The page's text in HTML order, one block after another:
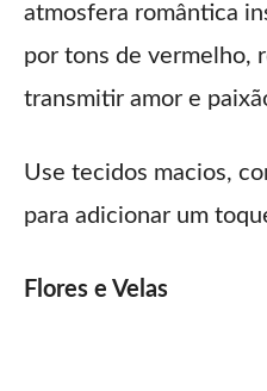
atmosfera romântica
por tons de vermelho,
transmitir amor e
Use tecidos macios,
para adicionar um
Flores e Velas